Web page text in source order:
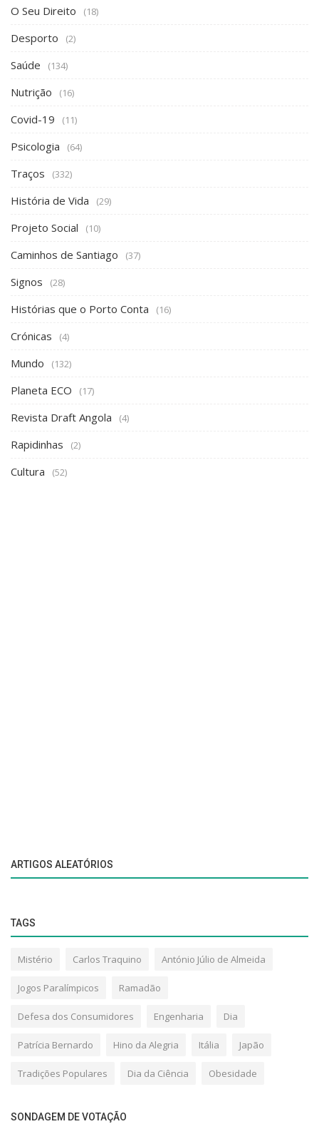
O Seu Direito (18)
Desporto (2)
Saúde (134)
Nutrição (16)
Covid-19 (11)
Psicologia (64)
Traços (332)
História de Vida (29)
Projeto Social (10)
Caminhos de Santiago (37)
Signos (28)
Histórias que o Porto Conta (16)
Crónicas (4)
Mundo (132)
Planeta ECO (17)
Revista Draft Angola (4)
Rapidinhas (2)
Cultura (52)
ARTIGOS ALEATÓRIOS
TAGS
Mistério Carlos Traquino António Júlio de Almeida
Jogos Paralímpicos Ramadão
Defesa dos Consumidores Engenharia Dia
Patrícia Bernardo Hino da Alegria Itália Japão
Tradições Populares Dia da Ciência Obesidade
SONDAGEM DE VOTAÇÃO